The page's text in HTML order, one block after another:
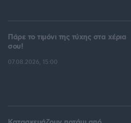
Πάρε το τιμόνι της τύχης στα χέρια
σου!
07.08.2026, 15:00